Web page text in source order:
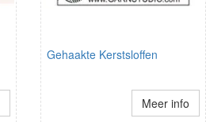
Gehaakte Kerstsloffen
Meer info